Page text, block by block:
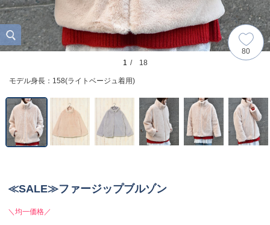
モデル身長：158(ライトベージュ着用)
1 / 18
80
≪SALE≫ファージップブルゾン
＼均一価格／